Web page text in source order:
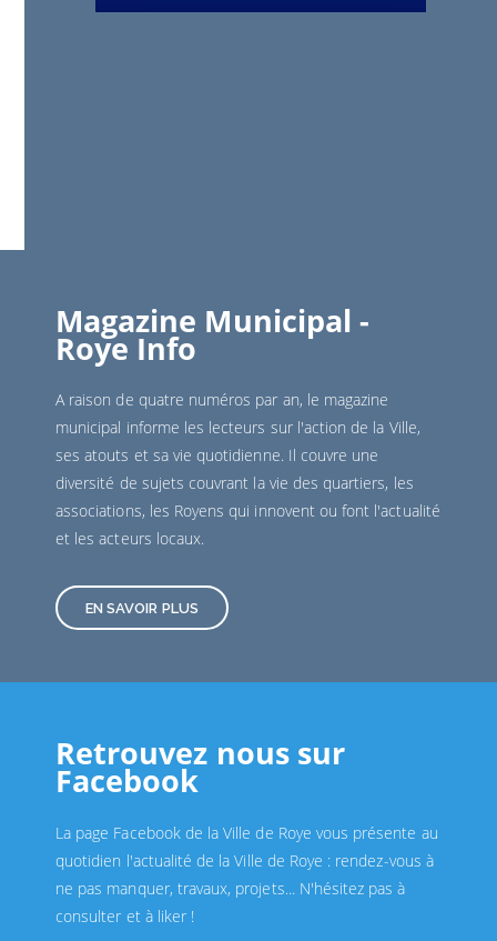
Magazine Municipal -
Roye Info
A raison de quatre numéros par an, le magazine
municipal informe les lecteurs sur l'action de la Ville,
ses atouts et sa vie quotidienne. Il couvre une
diversité de sujets couvrant la vie des quartiers, les
associations, les Royens qui innovent ou font l'actualité
et les acteurs locaux.
EN SAVOIR PLUS
Retrouvez nous sur
Facebook
La page Facebook de la Ville de Roye vous présente au
quotidien l'actualité de la Ville de Roye : rendez-vous à
ne pas manquer, travaux, projets... N'hésitez pas à
consulter et à liker !